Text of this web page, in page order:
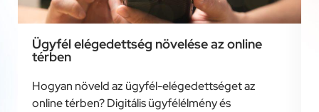
Ügyfél elégedettség növelése az online
térben
Hogyan növeld az ügyfél-elégedettséget az
online térben? Digitális ügyfélélmény és